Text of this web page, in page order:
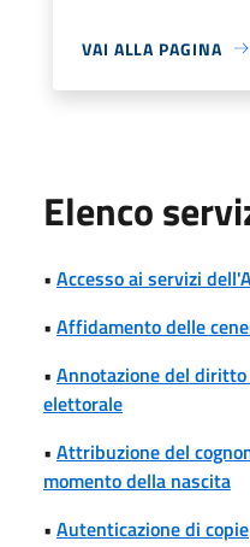
VAI ALLA PAGINA
Elenco
• Accesso ai servizi
• Affidamento delle
• Annotazione del
elettorale
• Attribuzione del
momento della nascita
• Autenticazione di copie